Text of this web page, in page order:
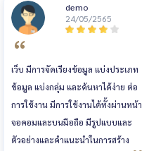
demo
24/05/2565
เว็บ มีการจัดเรียงข้อมูล แบ่งประเภท
ข้อมูล แบ่งกลุ่ม และค้นหาได้ง่าย ต่อ
การใช้งาน มีการใช้งานได้ทั้งผ่านหน้า
จอคอมและบนมือถือ มีรูปแบบและ
ตัวอย่างและคำแนะนำในการสร้าง